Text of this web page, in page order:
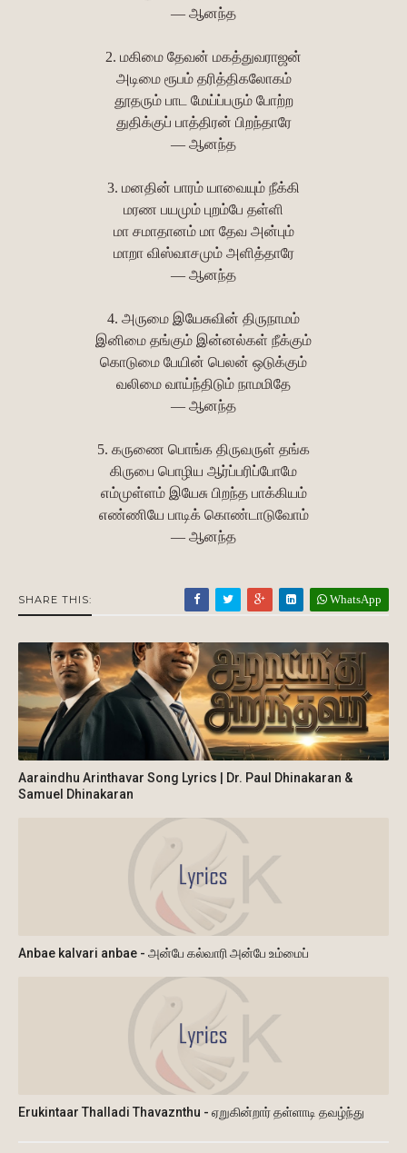
— ஆனந்த
2. மகிமை தேவன் மகத்துவராஜன்
அடிமை ரூபம் தரித்திகலோகம்
தூதரும் பாட மேய்ப்பரும் போற்ற
துதிக்குப் பாத்திரன் பிறந்தாரே
— ஆனந்த
3. மனதின் பாரம் யாவையும் நீக்கி
மரண பயமும் புறம்பே தள்ளி
மா சமாதானம் மா தேவ அன்பும்
மாறா விஸ்வாசமும் அளித்தாரே
— ஆனந்த
4. அருமை இயேசுவின் திருநாமம்
இனிமை தங்கும் இன்னல்கள் நீக்கும்
கொடுமை பேயின் பெலன் ஒடுக்கும்
வலிமை வாய்ந்திடும் நாமமிதே
— ஆனந்த
5. கருணை பொங்க திருவருள் தங்க
கிருபை பொழிய ஆர்ப்பரிப்போமே
எம்முள்ளம் இயேசு பிறந்த பாக்கியம்
எண்ணியே பாடிக் கொண்டாடுவோம்
— ஆனந்த
SHARE THIS: WhatsApp
Aaraindhu Arinthavar Song Lyrics | Dr. Paul Dhinakaran &
Samuel Dhinakaran
Anbae kalvari anbae - அன்பே கல்வாரி அன்பே உம்மைப்
Erukintaar Thalladi Thavaznthu - ஏறுகின்றார் தள்ளாடி தவழ்ந்து